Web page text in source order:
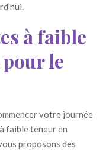
à faible
le
votre journée
faible teneur en
proposons des